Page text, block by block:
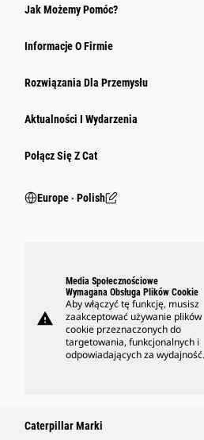
Jak Możemy Pomóc?
Informacje O Firmie
Rozwiązania Dla Przemysłu
Aktualności I Wydarzenia
Połącz Się Z Cat
Europe ‧ Polish
warning
Media Społecznościowe
Wymagana Obsługa Plików Cookie
Aby włączyć tę funkcję, musisz
zaakceptować używanie plików
cookie przeznaczonych do
targetowania, funkcjonalnych i
odpowiadających za wydajność.
Caterpillar Marki